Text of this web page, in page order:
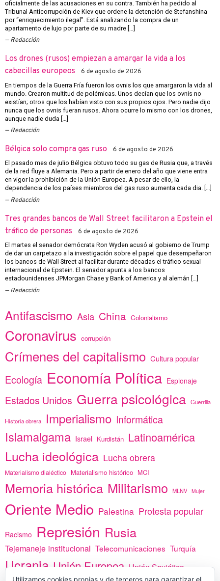
oficialmente de las acusaciones en su contra. También ha pedido al
Tribunal Anticorrupción de Kiev que ordene la detención de Stefanshina
por “enriquecimiento ilegal”. Está analizando la compra de un
apartamento de lujo por parte de su madre […]
Redacción
Los drones (rusos) empiezan a amargar la vida a los
cabecillas europeos
6 de agosto de 2026
En tiempos de la Guerra Fría fueron los ovnis los que amargaron la vida al
mundo. Crearon multitud de polémicas. Unos decían que los ovnis no
existían; otros que los habían visto con sus propios ojos. Pero nadie dijo
nunca que los ovnis fueran rusos. Ahora ocurre lo mismo con los drones,
aunque nadie duda […]
Redacción
Bélgica solo compra gas ruso 6 de agosto de 2026
El pasado mes de julio Bélgica obtuvo todo su gas de Rusia que, a través
de la red fluye a Alemania. Pero a partir de enero del año que viene entra
en vigor la prohibición de la Unión Europea. A pesar de ello, la
dependencia de los países miembros del gas ruso aumenta cada dia. […]
Redacción
Tres grandes bancos de Wall Street facilitaron a Epstein el
tráfico de personas
6 de agosto de 2026
El martes el senador demócrata Ron Wyden acusó al gobierno de Trump
de dar un carpetazo a la investigación sobre el papel que desempeñaron
los bancos de Wall Street al facilitar durante décadas el tráfico sexual
internacional de Epstein. El senador apunta a los bancos
estadounidenses JPMorgan Chase y Bank of America y al alemán […]
Redacción
Antifascismo Asia China Colonialismo
Coronavirus corrupción
Crímenes del capitalismo Cultura popular
Ecología Economía Política Espionaje
Estados Unidos Guerra psicológica Guerrilla
Historia obrera Imperialismo Informática
Islamalgama Israel Kurdistán Latinoamérica
Lucha ideológica Lucha obrera
Materialismo dialéctico Materialismo histórico MCI
Memoria histórica Militarismo MLNV Mujer
Oriente Medio Palestina Protesta popular
Racismo Represión Rusia
Tejemaneje institucional Telecomunicaciones Turquía
Ucrania Unión Europea Unión Soviética
Utilizamos cookies propias y de terceros para garantizar el